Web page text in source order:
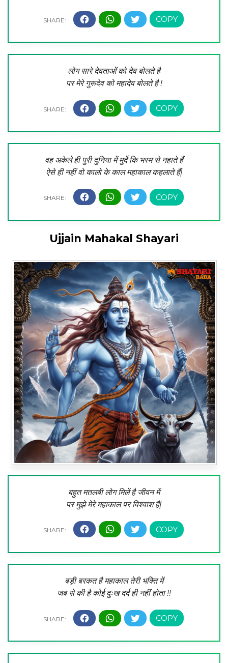
लोग सारे देवताओं को देव बोलते है
पर मेरे गुरूदेव को महादेव बोलते है !
वह अकेले ही पुरी दुनिया में मुर्दे कि भस्म से नहाते हैं
ऐसे ही नहीं वो कालो के काल महाकाल कहलाते हैं|
Ujjain Mahakal Shayari
बहुत मतलबी लोग मिलें है जीवन में
पर मुझे मेरे महाकाल पर विश्वाश है|
बड़ी बरकत है महाकाल तेरी भक्ति में
जब से की है कोई दुःख दर्द ही नहीं होता !!